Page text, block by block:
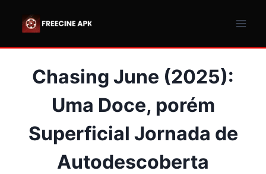
Chasing June (2025):
Uma Doce, porém
Superficial Jornada de
Autodescoberta